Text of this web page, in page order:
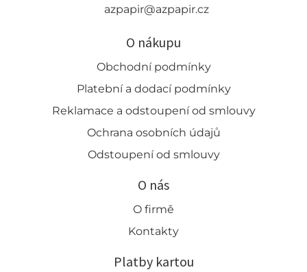
azpapir@azpapir.cz
O nákupu
Obchodní podmínky
Platební a dodací podmínky
Reklamace a odstoupení od smlouvy
Ochrana osobních údajů
Odstoupení od smlouvy
O nás
O firmě
Kontakty
Platby kartou